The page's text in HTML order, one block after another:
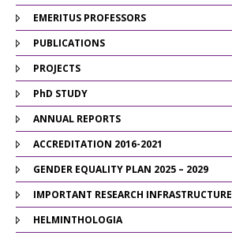
EMERITUS PROFESSORS
PUBLICATIONS
PROJECTS
PhD STUDY
ANNUAL REPORTS
ACCREDITATION 2016-2021
GENDER EQUALITY PLAN 2025 – 2029
IMPORTANT RESEARCH INFRASTRUCTURE
HELMINTHOLOGIA